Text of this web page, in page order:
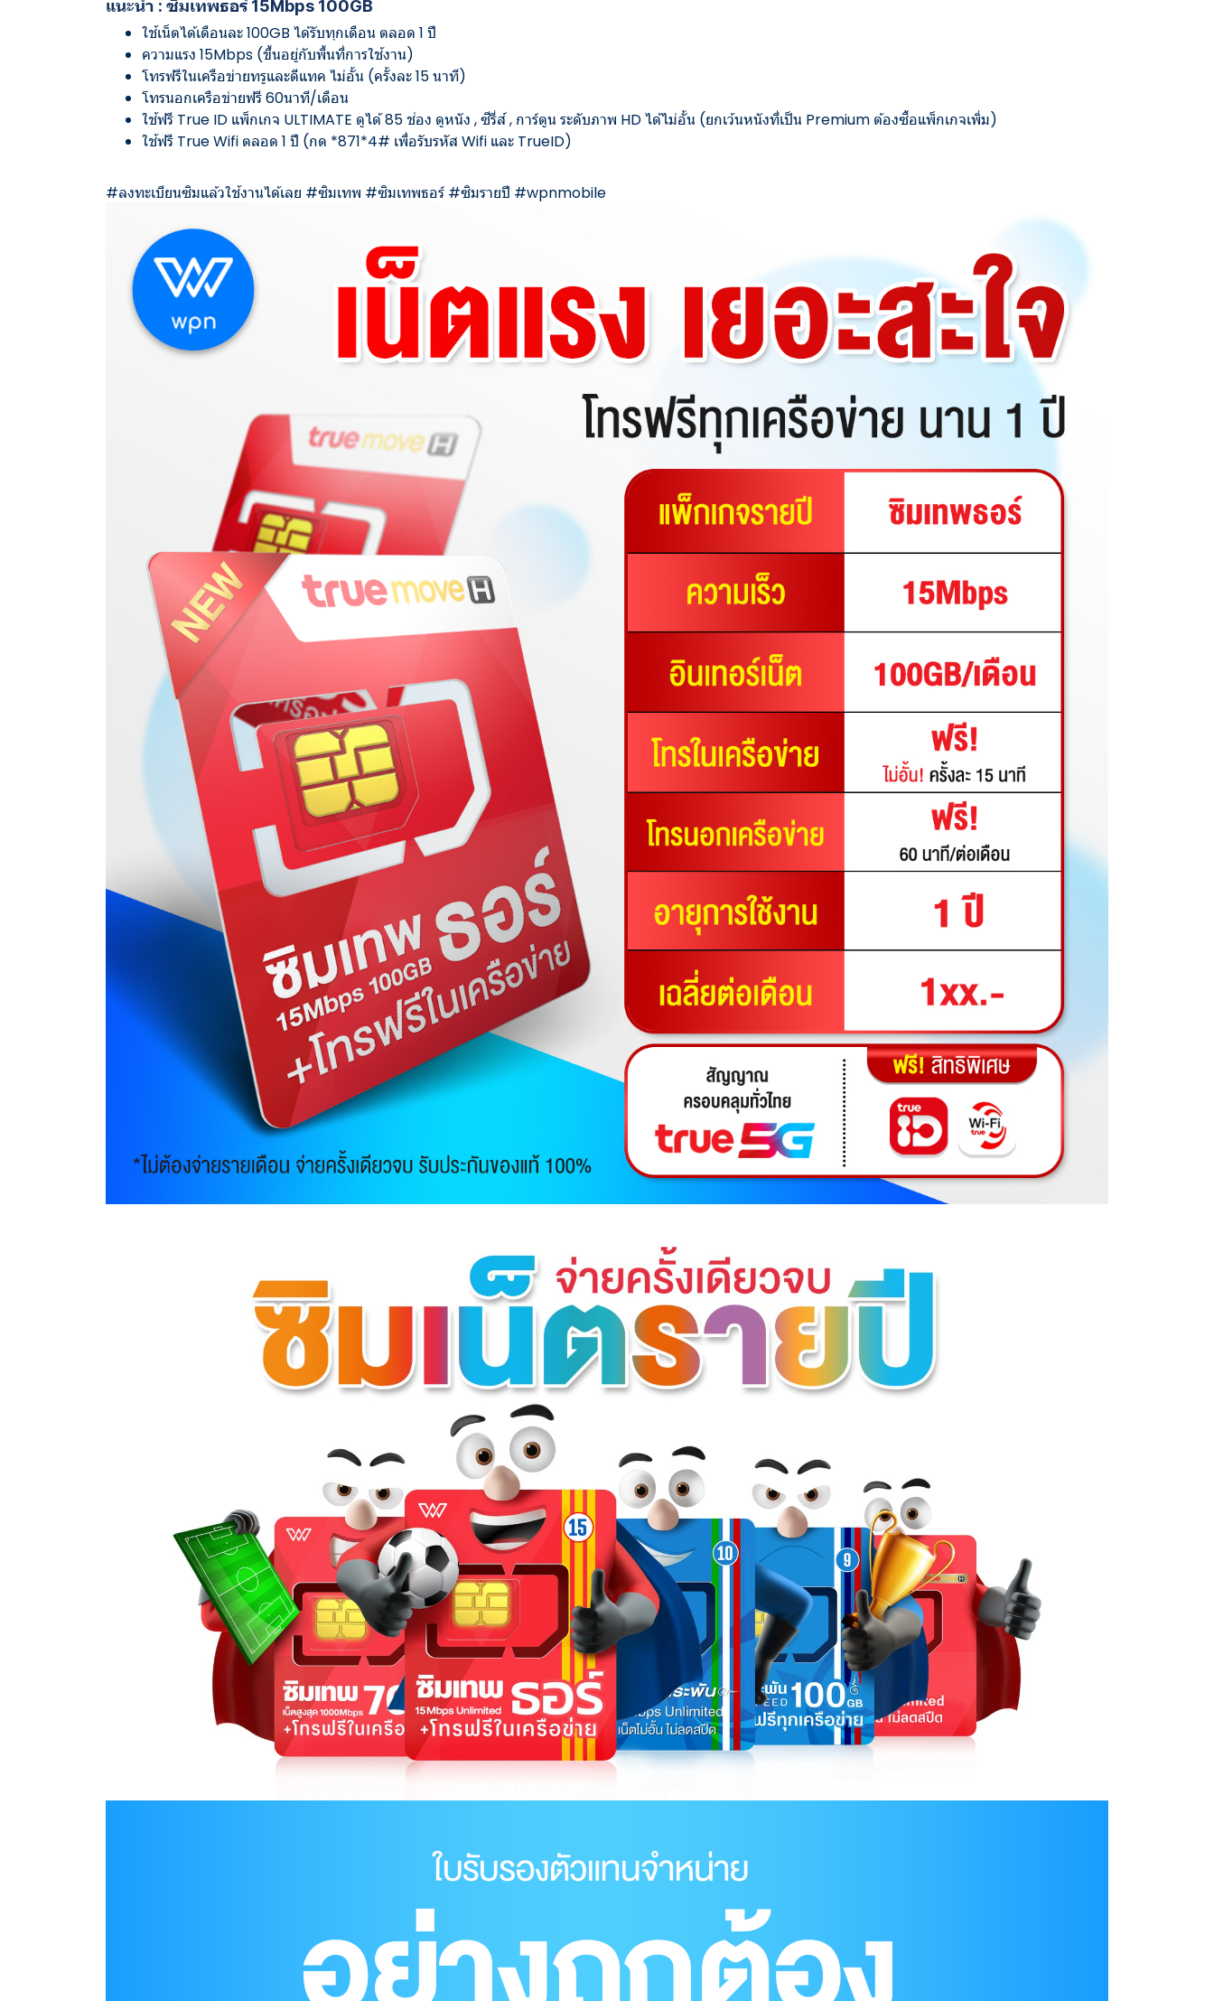
แนะนำ : ซิมเทพธอร์ 15Mbps 100GB
ใช้เน็ตได้เดือนละ 100GB ได้รับทุกเดือน ตลอด 1 ปี
ความแรง 15Mbps (ขึ้นอยู่กับพื้นที่การใช้งาน)
โทรฟรีในเครือข่ายทรูและดีแทค ไม่อั้น (ครั้งละ 15 นาที)
โทรนอกเครือข่ายฟรี 60นาที/เดือน
ใช้ฟรี True ID แพ็กเกจ ULTIMATE ดูได้ 85 ช่อง ดูหนัง , ซีรี่ส์ , การ์ตูน ระดับภาพ HD ได้ไม่อั้น (ยกเว้นหนังที่เป็น Premium ต้องซื้อแพ็กเกจเพิ่ม)
ใช้ฟรี True Wifi ตลอด 1 ปี (กด *871*4# เพื่อรับรหัส Wifi และ TrueID)
#ลงทะเบียนซิมแล้วใช้งานได้เลย #ซิมเทพ #ซิมเทพธอร์ #ซิมรายปี #wpnmobile